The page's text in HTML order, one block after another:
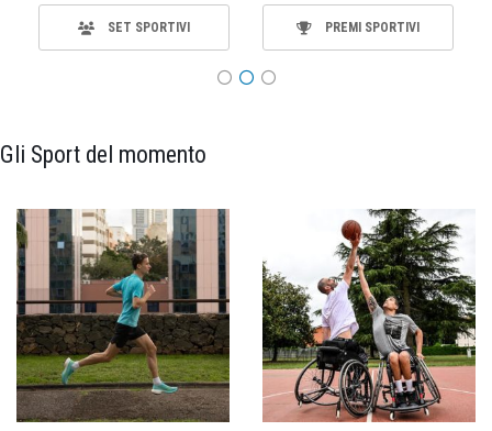
SET SPORTIVI PREMI SPORTIVI
Gli Sport del momento